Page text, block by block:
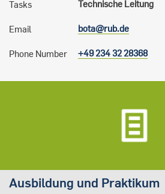
Tasks
Technische Leitung
Email bota@rub.de
Phone Number +49 234 32 28368
Ausbildung und Praktikum